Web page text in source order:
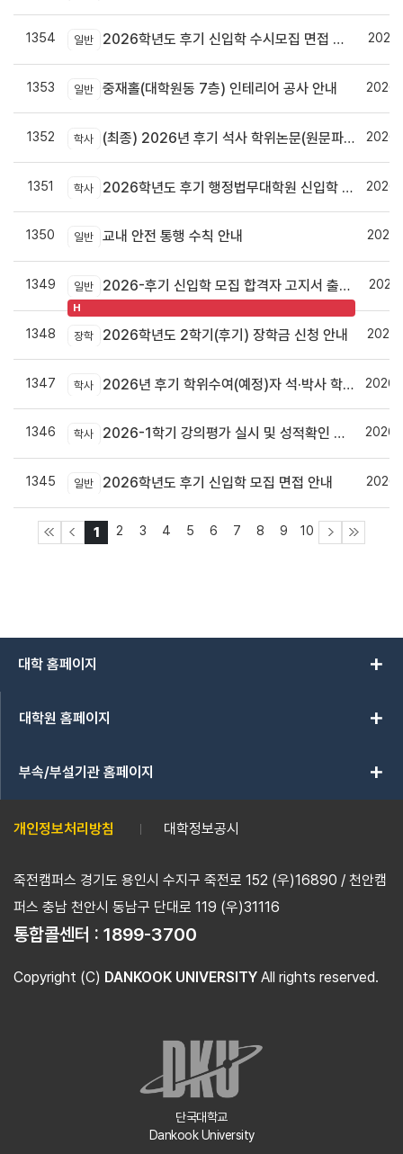
1354 일반 2026학년도 후기 신입학 수시모집 면접 안내
1353 일반 중재홀(대학원동 7층) 인테리어 공사 안내
1352 학사 (최종) 2026년 후기 석사 학위논문(원문파일 및 인쇄본) 제출 안내
1351 학사 2026학년도 후기 행정법무대학원 신입학 수시모집 안내
1350 일반 교내 안전 통행 수칙 안내
1349 일반 2026-후기 신입학 모집 합격자 고지서 출력 및 등록안내
H
1348 장학 2026학년도 2학기(후기) 장학금 신청 안내
1347 학사 2026년 후기 학위수여(예정)자 석·박사 학위논문 원문파일 및 인쇄본 제출 안내
1346 학사 2026-1학기 강의평가 실시 및 성적확인 기간 안내
1345 일반 2026학년도 후기 신입학 모집 면접 안내
1 2 3 4 5 6 7 8 9 10
대학 홈페이지 add
대학원 홈페이지 add
부속/부설기관 홈페이지 add
개인정보처리방침 대학정보공시
죽전캠퍼스 경기도 용인시 수지구 죽전로 152 (우)16890 / 천안캠
퍼스 충남 천안시 동남구 단대로 119 (우)31116
통합콜센터 : 1899-3700
Copyright (C) DANKOOK UNIVERSITY All rights reserved.
단국대학교
Dankook University